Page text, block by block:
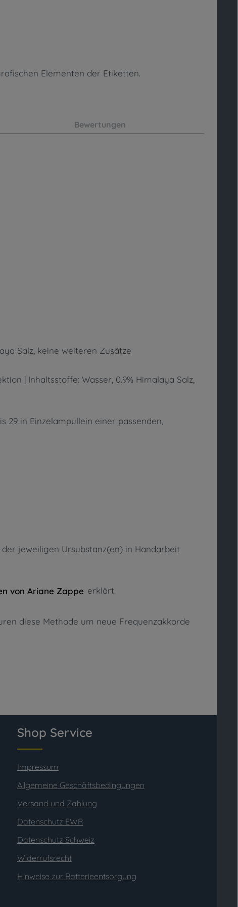
Elementen der Etiketten.
Bewertungen
Salz, keine weiteren Zusätze
| Inhaltsstoffe: Wasser, 0.9% Himalaya Salz,
in Einzelampullein einer passenden,
jeweiligen Ursubstanz(en) in Handarbeit
von Ariane Zappe erklärt.
diese Methode um neue Frequenzakkorde
Shop Service
Impressum
Allgemeine Geschäftsbedingungen
Versand und Zahlung
Datenschutz EWR
Datenschutz Schweiz
Widerrufsrecht
Hinweise zur Batterieentsorgung